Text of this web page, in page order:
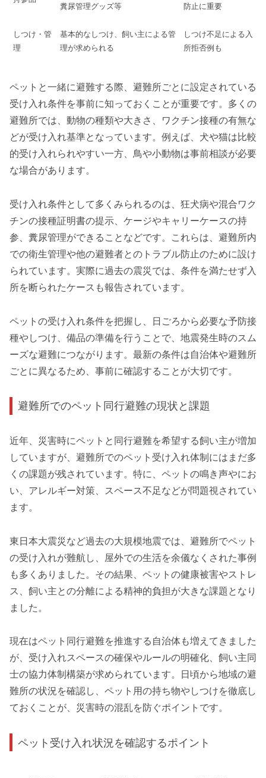
糞尿管理グッズ等
防止に重要
しつけ・管
理
基本的なしつけ、飼い主による管
理が求められる
しつけ不足による入
所拒否例も
ペットと一緒に避難する際、避難所ごとに設定されている
受け入れ条件を事前に知っておくことが重要です。多くの
避難所では、動物の種類や大きさ、ワクチン接種の有無な
どが受け入れ基準となっています。例えば、犬や猫は比較
的受け入れられやすい一方、鳥や小動物は事前相談が必要
な場合があります。
受け入れ条件として多くみられるのは、狂犬病や混合ワク
チンの接種証明書の提示、ケージやキャリーケースの持
参、糞尿管理ができることなどです。これらは、避難所内
での衛生管理や他の避難者とのトラブル防止のために設け
られています。実際に過去の震災では、条件を満たせず入
所を断られたケースも報告されています。
ペットの受け入れ条件を把握し、日ごろから必要な予防接
種やしつけ、備品の準備を行うことで、地震発生時のスム
ーズな避難につながります。最新の条件は自治体や避難所
ごとに異なるため、事前に確認することが大切です。
避難所でのペット同行避難の現状と課題
近年、災害時にペットと同行避難を希望する飼い主が増加
していますが、避難所でのペット受け入れ体制にはまだ多
くの課題が残されています。特に、ペットの鳴き声やにお
い、アレルギー対策、スペース不足などが問題視されてい
ます。
東日本大震災など過去の大規模地震では、避難所でペット
の受け入れが難航し、屋外での生活を余儀なくされた事例
も多くありました。その結果、ペットの健康被害やストレ
ス、飼い主との分離による精神的負担が大きな課題となり
ました。
現在はペット同行避難を推進する自治体も増えてきました
が、受け入れスペースの確保やルールの明確化、飼い主同
士の協力体制構築が求められています。日頃から地域の避
難所の状況を確認し、ペット用の持ち物やしつけを徹底し
ておくことが、災害時の混乱を防ぐポイントです。
ペット受け入れ状況を確認するポイント